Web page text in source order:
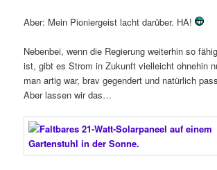
Aber: Mein Pioniergeist lacht darüber. HA!
Nebenbei, wenn die Regierung weiterhin so
ist, gibt es Strom in Zukunft vielleicht ohnehin
man artig war, brav gegendert und natürlich
Aber lassen wir das…